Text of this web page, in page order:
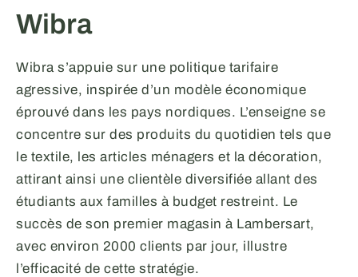
Wibra
Wibra s’appuie sur une politique tarifaire
agressive, inspirée d’un modèle économique
éprouvé dans les pays nordiques. L’enseigne se
concentre sur des produits du quotidien tels que
le textile, les articles ménagers et la décoration,
attirant ainsi une clientèle diversifiée allant des
étudiants aux familles à budget restreint. Le
succès de son premier magasin à Lambersart,
avec environ 2000 clients par jour, illustre
l’efficacité de cette stratégie.